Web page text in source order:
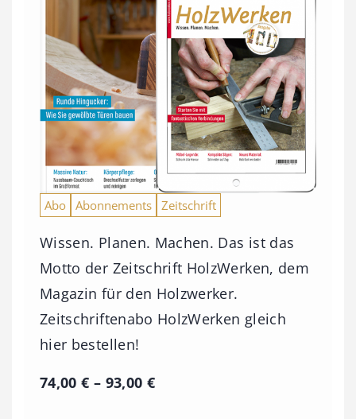
Abo Abonnements Zeitschrift
Wissen. Planen. Machen. Das ist das
Motto der Zeitschrift HolzWerken, dem
Magazin für den Holzwerker.
Zeitschriftenabo HolzWerken gleich
hier bestellen!
74,00€ – 93,00 €P